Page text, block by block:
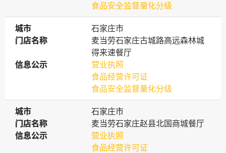
食品安全监督量化分级
城市
城市
石家庄市
门店名称
门店名称
麦当劳石家庄古城路高远森林城
得来速餐厅
信息公示
信息公示
营业执照
食品经营许可证
食品安全监督量化分级
城市
城市
石家庄市
门店名称
门店名称
麦当劳石家庄赵县北国商城餐厅
信息公示
信息公示
营业执照
食品经营许可证